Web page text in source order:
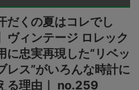
だくの夏はコレでし
ヴィンテージ ロレック
に忠実再現した“リベッ
レス”がいろんな時計に
る理由｜ no.259